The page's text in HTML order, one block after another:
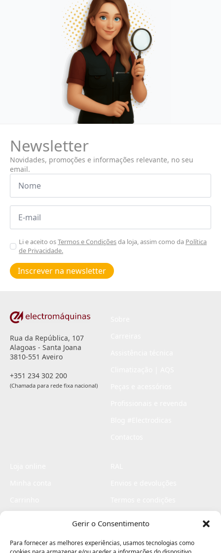
Gerir o Consentimento
Para fornecer as melhores experiências, usamos tecnologias como
Newsletter
Novidades, promoções e informações relevante, no seu
email.
Nome
Email
Aceitar
Poiticas
de
privacidade
Li e aceito osTermos e Condiçõesda loja, assim como da Política
de Privacidade.
Inscrever na newsletter
Rua da República, 107
Alagoas - Santa Joana
3810-551 Aveiro
+351 234 302 200
(Chamada para rede fixa nacional)
Livro de elogios